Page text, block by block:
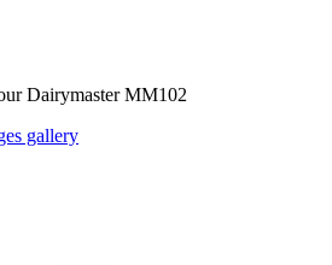
Dairymaster MM102
gallery